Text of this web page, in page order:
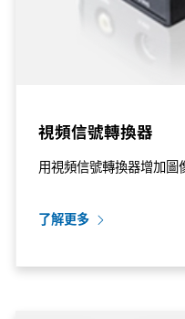
視頻信號轉換器
用視頻信號轉換器增加圖
了解更多